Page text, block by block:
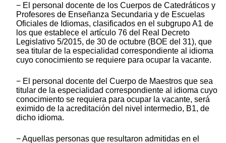
− El personal docente de los Cuerpos de Catedráticos y
Profesores de Enseñanza Secundaria y de Escuelas
Oficiales de Idiomas, clasificados en el subgrupo A1 de
los que establece el artículo 76 del Real Decreto
Legislativo 5/2015, de 30 de octubre (BOE del 31), que
sea titular de la especialidad correspondiente al idioma
cuyo conocimiento se requiere para ocupar la vacante.
− El personal docente del Cuerpo de Maestros que sea
titular de la especialidad correspondiente al idioma cuyo
conocimiento se requiera para ocupar la vacante, será
eximido de la acreditación del nivel intermedio, B1, de
dicho idioma.
− Aquellas personas que resultaron admitidas en el